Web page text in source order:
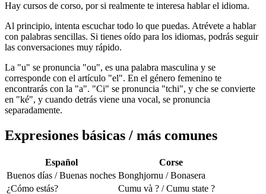
Hay cursos de corso, por si realmente te interesa hablar el idioma.
Al principio, intenta escuchar todo lo que puedas. Atrévete a hablar
con palabras sencillas. Si tienes oído para los idiomas, podrás seguir
las conversaciones muy rápido.
La "u" se pronuncia "ou", es una palabra masculina y se
corresponde con el artículo "el". En el género femenino te
encontrarás con la "a". "Ci" se pronuncia "tchi", y che se convierte
en "ké", y cuando detrás viene una vocal, se pronuncia
separadamente.
Expresiones básicas / más comunes
Español
Corse
Buenos días / Buenas noches Bonghjornu / Bonasera
¿Cómo estás?
Cumu và ? / Cumu state ?